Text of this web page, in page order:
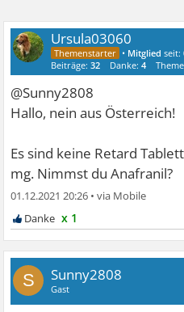
Ursula03060
• Mitglied seit:
Beiträge:32 Danke:4
@Sunny2808
Hallo, nein aus Österreich!
Es sind keine Retard
mg. Nimmst du Anafranil?
01.12.2021 20:26 •
x 1
S Sunny2808
Gast